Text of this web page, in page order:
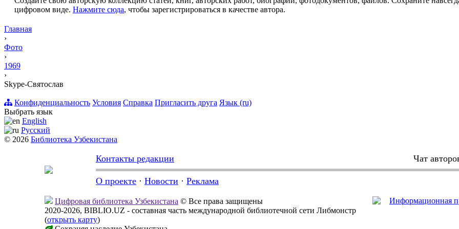
цифровом виде. Нажмите сюда, чтобы зарегистрироваться в качестве автора.
Главная
›
Фото
›
1969
›
Skype-Святослав
Конфиденциальность Условия Справка Пригласить друга Язык (ru)
Выбрать язык
English
Русский
© 2026 Библиотека Узбекистана
Контакты редакции Чат
О проекте · Новости · Реклама
Цифровая библиотека Узбекистана © Все права защищены
2020-2026, BIBLIO.UZ - составная часть международной библиотечной сети Либмонстр
(открыть карту)